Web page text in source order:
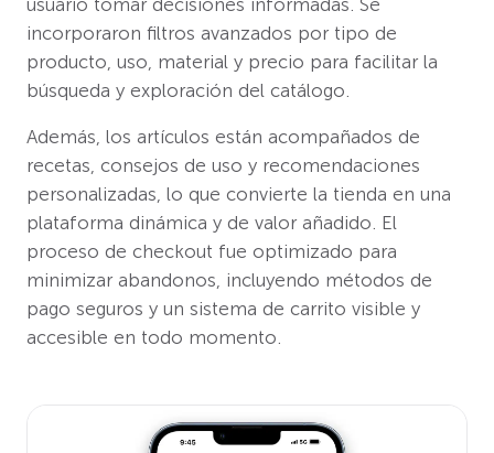
usuario tomar decisiones informadas. Se
incorporaron filtros avanzados por tipo de
producto, uso, material y precio para facilitar la
búsqueda y exploración del catálogo.
Además, los artículos están acompañados de
recetas, consejos de uso y recomendaciones
personalizadas, lo que convierte la tienda en una
plataforma dinámica y de valor añadido. El
proceso de checkout fue optimizado para
minimizar abandonos, incluyendo métodos de
pago seguros y un sistema de carrito visible y
accesible en todo momento.